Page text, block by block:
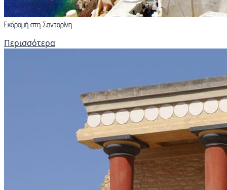
Εκδρομή στη Σαντορίνη
Περισσότερα